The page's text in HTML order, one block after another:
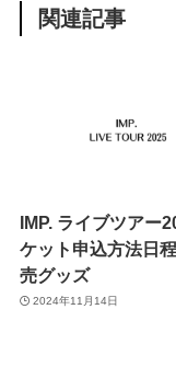
関連記事
IMP. ライブツアー
ケット申込方法日
売グッズ
2024年11月14日